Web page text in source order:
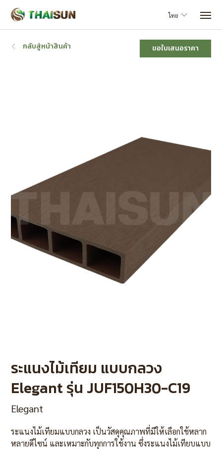
ไทย
กลับสู่หน้าสินค้า ขอใบเสนอราคา
ระแนงไม้เทียม แบบกลวง
Elegant รุ่น JUF150H30-C19
Elegant
ระแนงไม้เทียมแบบกลวง เป็นวัสดุคุณภาพที่มีให้เลือกใช้หลาก
หลายดีไซน์ และเหมาะกับทุกการใช้งาน ซึ่งระแนงไม้เทียบแบบ